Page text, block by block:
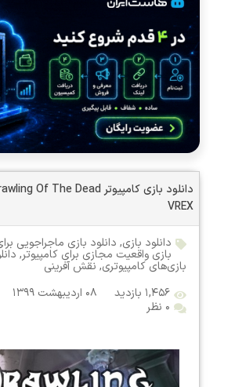
VREX
دانلود بازی, دانلود بازی ماجراجویی
بازی واقعیت مجازی برای کامپیوتر,
بازی‌های کامپیوتری, نقش آفرینی
۱,۴۵۶ بازدید
۰۸ اردیبهشت ۱۳۹۹
۰ نظر